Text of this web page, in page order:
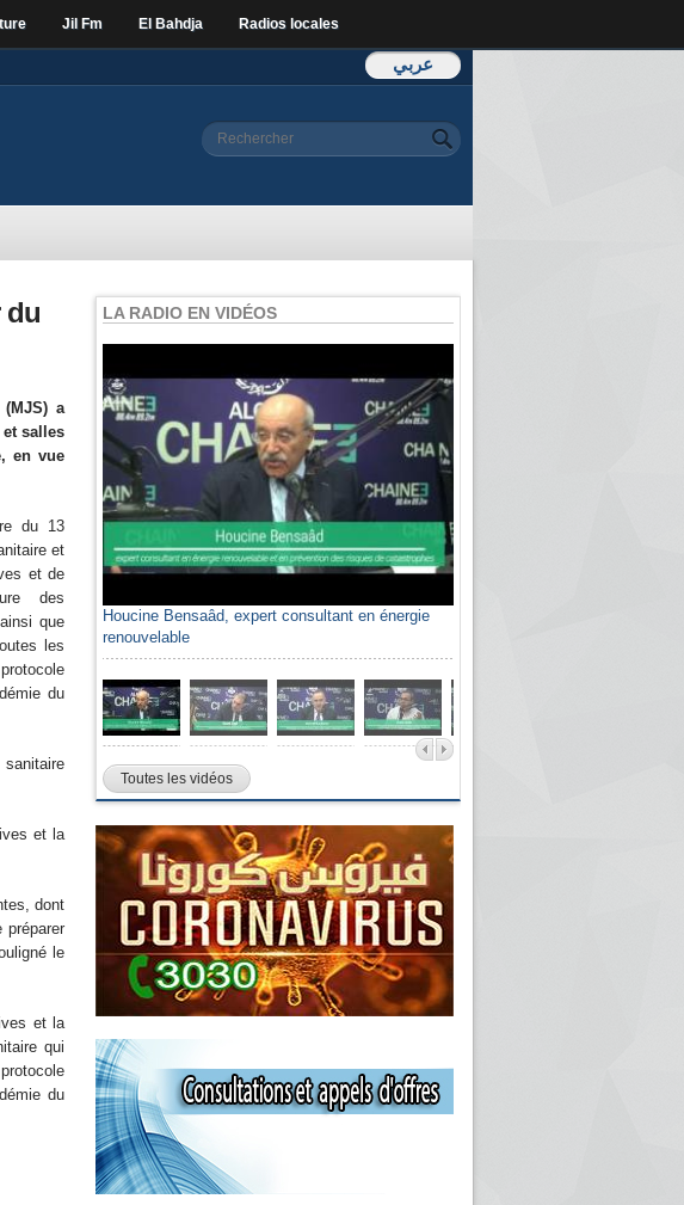
Jil Fm El Bahdja Radios locales
عربي
Formulaire de
Rechercher
du
a
salles
en vue
du 13
et
et de
des
que
les
du
et la
dont
préparer
le
et la
qui
du
LA RADIO EN VIDÉOS
Houcine Bensaâd, expert consultant en énergie
renouvelable
Toutes les vidéos